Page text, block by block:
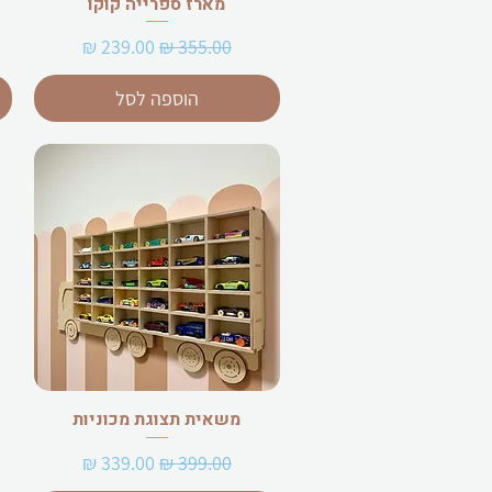
מחיר רגיל‏355.00 ‏₪ מחיר מבצע
הוספה לסל
משאית תצוגת מכוניות
מחיר רגיל‏399.00 ‏₪ מחיר מבצע